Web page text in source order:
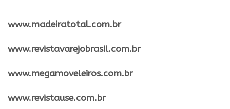
​www.madeiratotal.com.br
www.revistavarejobrasil.com.br
www.megamoveleiros.com.br
www.revistause.com.br